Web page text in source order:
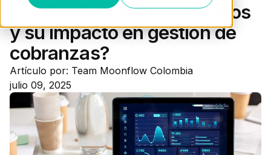
¿Qué es la analítica de datos
y su impacto en gestión de
cobranzas?
Artículo por: Team Moonflow Colombia
julio 09, 2025